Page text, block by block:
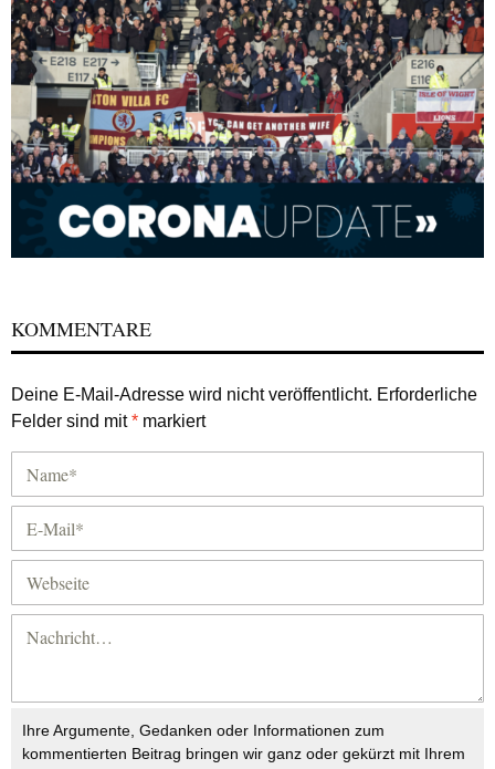
KOMMENTARE
Deine E-Mail-Adresse wird nicht veröffentlicht. Erforderliche
Felder sind mit* markiert
Ihre Argumente, Gedanken oder Informationen zum
kommentierten Beitrag bringen wir ganz oder gekürzt mit Ihrem